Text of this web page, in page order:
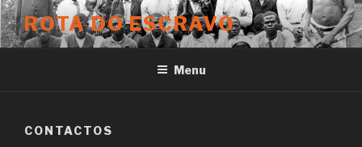
Skip
to
content
ROTA DO ESCRAVO
Menu
CONTACTOS